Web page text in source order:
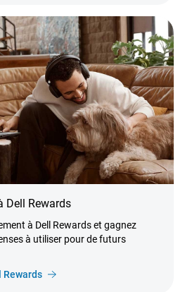
Dell Rewards
à Dell Rewards et gagnez
à utiliser pour de futurs
Rewards